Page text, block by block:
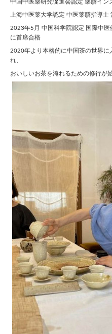
中国中医薬研究促進会認定 薬膳イン
上海中医薬大学認定 中医薬膳指導士
2023年5 月 中国科学院認定 国際中
に首席合格
2020年より本格的に中国茶の世界
れ、
おいしいお茶を淹れるための修行が始